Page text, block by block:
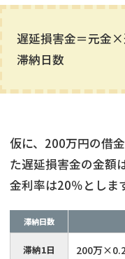
遅延損害金＝元金
滞納日数
仮に、200万円の借
た遅延損害金の金額
金利率は20％としま
滞納日数
滞納1日 200万